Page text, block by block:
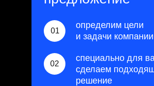
специально для
сделаем
решение
02
определим цели
и задачи компании
01